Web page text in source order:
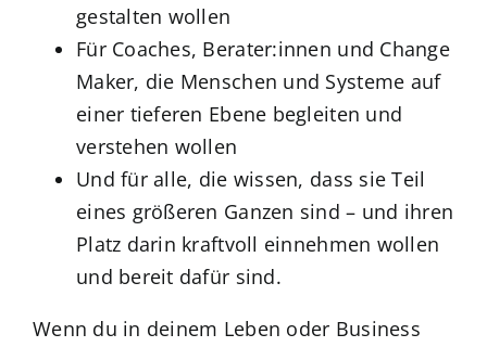
gestalten wollen
Für Coaches, Berater:innen und Change
Maker, die Menschen und Systeme auf
einer tieferen Ebene begleiten und
verstehen wollen
Und für alle, die wissen, dass sie Teil
eines größeren Ganzen sind – und ihren
Platz darin kraftvoll einnehmen wollen
und bereit dafür sind.
Wenn du in deinem Leben oder Business